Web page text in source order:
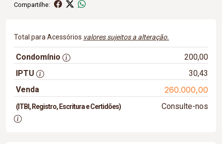
Compartilhe:
Total para Acessórios valores sujeitos a alteração.
Condomínio
200,00
IPTU
30,43
Venda
260.000,00
(ITBI, Registro, Escritura e Certidões) Consulte-nos